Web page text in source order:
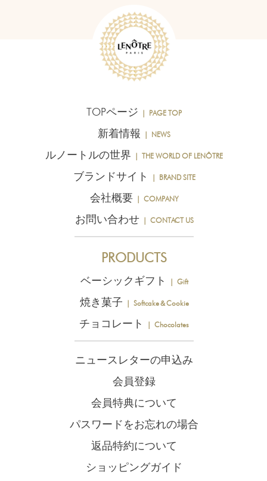
TOPページ ｜ PAGE TOP
新着情報 ｜ NEWS
ルノートルの世界 ｜ THE WORLD OF LENÔTRE
ブランドサイト ｜ BRAND SITE
会社概要｜ COMPANY
お問い合わせ｜ CONTACT US
PRODUCTS
ベーシックギフト ｜ Gift
焼き菓子 ｜ Softcake＆Cookie
チョコレート ｜ Chocolates
ニュースレターの申込み
会員登録
会員特典について
パスワードをお忘れの場合
返品特約について
ショッピングガイド